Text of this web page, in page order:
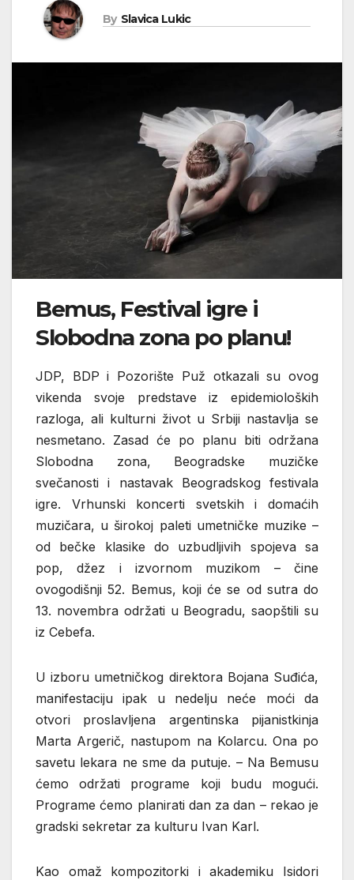
By Slavica Lukic
Bemus, Festival igre i
Slobodna zona po planu!
JDP, BDP i Pozorište Puž otkazali su ovog
vikenda svoje predstave iz epidemioloških
razloga, ali kulturni život u Srbiji nastavlja se
nesmetano. Zasad će po planu biti održana
Slobodna zona, Beogradske muzičke
svečanosti i nastavak Beogradskog festivala
igre. Vrhunski koncerti svetskih i domaćih
muzičara, u širokoj paleti umetničke muzike –
od bečke klasike do uzbudljivih spojeva sa
pop, džez i izvornom muzikom – čine
ovogodišnji 52. Bemus, koji će se od sutra do
13. novembra održati u Beogradu, saopštili su
iz Cebefa.
U izboru umetničkog direktora Bojana Suđića,
manifestaciju ipak u nedelju neće moći da
otvori proslavljena argentinska pijanistkinja
Marta Argerič, nastupom na Kolarcu. Ona po
savetu lekara ne sme da putuje. – Na Bemusu
ćemo održati programe koji budu mogući.
Programe ćemo planirati dan za dan – rekao je
gradski sekretar za kulturu Ivan Karl.
Kao omaž kompozitorki i akademiku Isidori